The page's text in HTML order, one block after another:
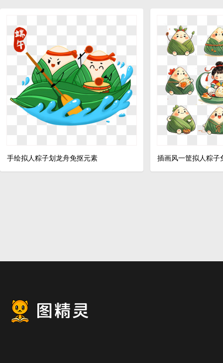
手绘拟人粽子划龙舟免抠元素 插画风一筐拟人粽子